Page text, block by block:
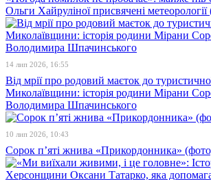
Ольги Хайруліної присвячені
14 лип 2026, 16:55
Від мрії про родовий маєток до
Миколаївщини: історія родини Мірани
Володимира Шпачинського
10 лип 2026, 10:43
Сорок п’яті жнива «Прикордонника»